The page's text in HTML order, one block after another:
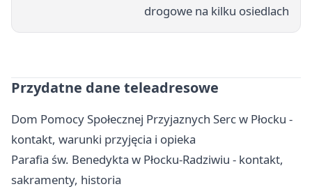
drogowe na kilku osiedlach
Przydatne dane teleadresowe
Dom Pomocy Społecznej Przyjaznych Serc w Płocku -
kontakt, warunki przyjęcia i opieka
Parafia św. Benedykta w Płocku-Radziwiu - kontakt,
sakramenty, historia